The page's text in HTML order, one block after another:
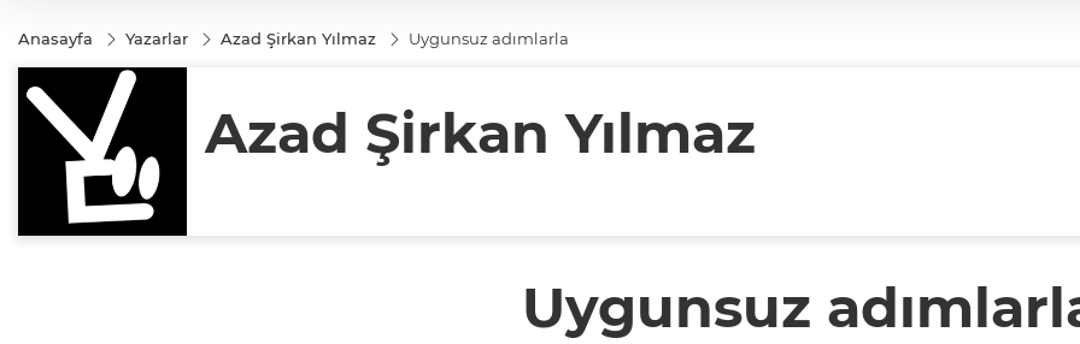
Anasayfa Yazarlar Azad Şirkan Yılmaz Uygunsuz adımlarla
Azad Şirkan Yılmaz
Uygunsuz